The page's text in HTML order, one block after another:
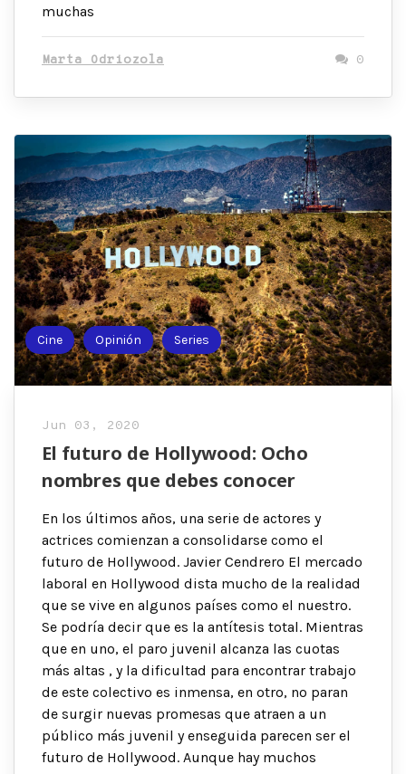
muchas
Marta Odriozola 0
Cine Opinión Series
Jun 03, 2020
El futuro de Hollywood: Ocho
nombres que debes conocer
En los últimos años, una serie de actores y
actrices comienzan a consolidarse como el
futuro de Hollywood. Javier Cendrero El mercado
laboral en Hollywood dista mucho de la realidad
que se vive en algunos países como el nuestro.
Se podría decir que es la antítesis total. Mientras
que en uno, el paro juvenil alcanza las cuotas
más altas , y la dificultad para encontrar trabajo
de este colectivo es inmensa, en otro, no paran
de surgir nuevas promesas que atraen a un
público más juvenil y enseguida parecen ser el
futuro de Hollywood. Aunque hay muchos